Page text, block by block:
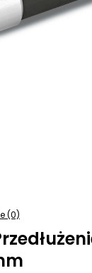
(0)